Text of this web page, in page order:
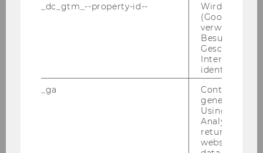
The post hol­der will also be in­vi­ted to con­tri­bu­
te to the wri­ting of grant pro­po­sals that, when
suc­cess­ful, might pro­vi­de fun­ding to achie­ve
full-​time em­ploy­ment and to ex­tend the post-​
doc po­si­ti­on to a pe­ri­od lon­ger than three
- A doc­to­ral de­gree or PhD in Geo­gra­phy, Geo-​
_dc_gtm_--property-id--
Wird von
(Google Tag
verwendet,
Besucher
Geschlecht
Interessen zu
identifizieren.
_ga
Contains a
generated
Using this
Analytics can
returning
website and